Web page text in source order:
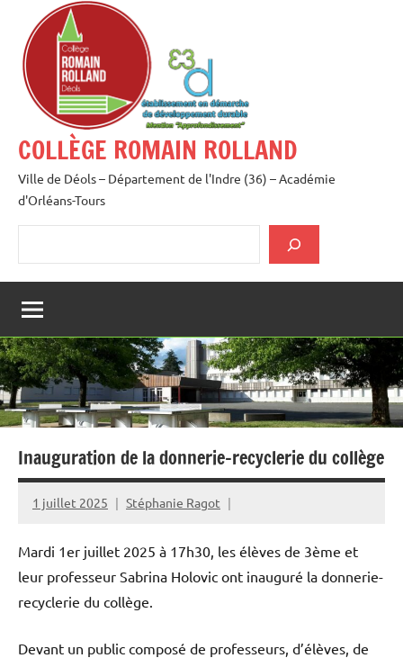
contenu
COLLÈGE ROMAIN ROLLAND
Ville de Déols – Département de l'Indre (36) – Académie
d'Orléans-Tours
Inauguration de la donnerie-recyclerie du collège
1 juillet 2025 Stéphanie Ragot
Mardi 1er juillet 2025 à 17h30, les élèves de 3ème et
leur professeur Sabrina Holovic ont inauguré la donnerie-
recyclerie du collège.
Devant un public composé de professeurs, d’élèves, de